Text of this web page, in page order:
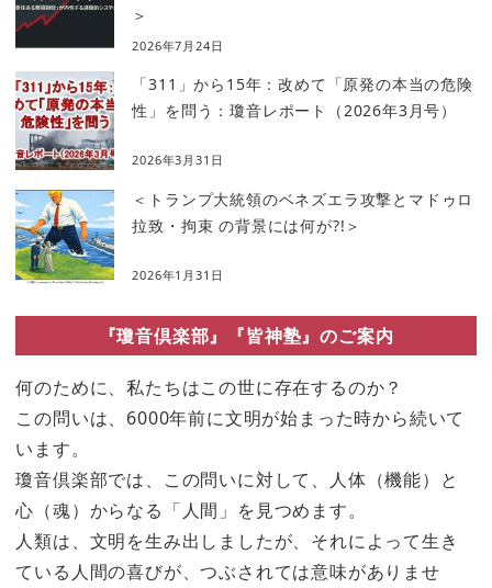
＞
2026年7月24日
「311」から15年：改めて「原発の本当の危険
性」を問う：瓊音レポート（2026年3月号）
2026年3月31日
＜トランプ大統領のベネズエラ攻撃とマドゥロ
拉致・拘束 の背景には何が?!＞
2026年1月31日
『瓊音倶楽部』『皆神塾』のご案内
何のために、私たちはこの世に存在するのか？
この問いは、6000年前に文明が始まった時から続いて
います。
瓊音倶楽部では、この問いに対して、人体（機能）と
心（魂）からなる「人間」を見つめます。
人類は、文明を生み出しましたが、それによって生き
ている人間の喜びが、つぶされては意味がありませ